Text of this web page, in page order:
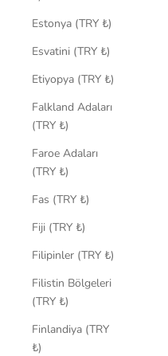
Estonya (TRY ₺)
Esvatini (TRY ₺)
Etiyopya (TRY ₺)
Falkland Adaları
(TRY ₺)
Faroe Adaları
(TRY ₺)
Fas (TRY ₺)
Fiji (TRY ₺)
Filipinler (TRY ₺)
Filistin Bölgeleri
(TRY ₺)
Finlandiya (TRY
₺)